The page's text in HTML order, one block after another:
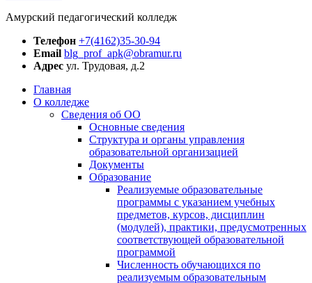
Амурский педагогический колледж
Телефон +7(4162)35-30-94
Email blg_prof_apk@obramur.ru
Адрес ул. Трудовая, д.2
Главная
О колледже
Сведения об ОО
Основные сведения
Структура и органы управления
образовательной организацией
Документы
Образование
Реализуемые образовательные
программы с указанием учебных
предметов, курсов, дисциплин
(модулей), практики, предусмотренных
соответствующей образовательной
программой
Численность обучающихся по
реализуемым образовательным